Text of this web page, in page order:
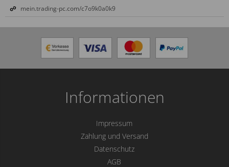
mein.trading-pc.com/c7o9k0a0k9
Informationen
Impressum
Zahlung und Versand
Datenschutz
AGB